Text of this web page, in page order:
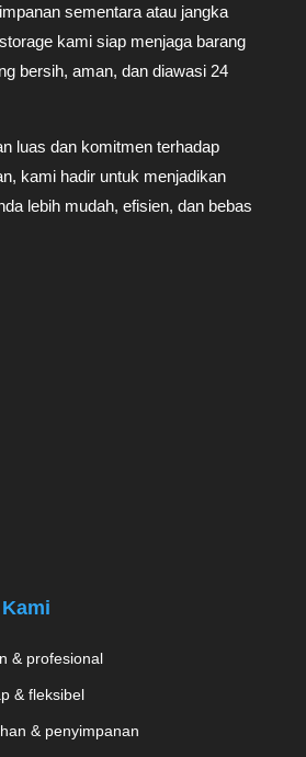
sementara atau jangka
kami siap menjaga barang
bersih, aman, dan diawasi 24
luas dan komitmen terhadap
kami hadir untuk menjadikan
lebih mudah, efisien, dan bebas
& profesional
& fleksibel
& penyimpanan